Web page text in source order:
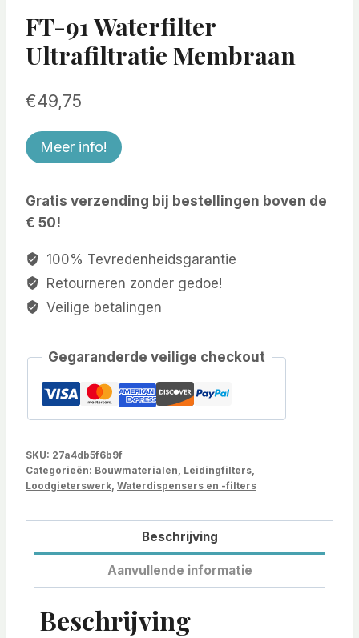
FT-91 Waterfilter
Ultrafiltratie Membraan
€49,75
Meer info!
Gratis verzending bij bestellingen boven de
€ 50!
100% Tevredenheidsgarantie
Retourneren zonder gedoe!
Veilige betalingen
Gegaranderde veilige checkout
SKU: 27a4db5f6b9f
Categorieën: Bouwmaterialen Leidingfilters
Loodgieterswerk Waterdispensers en -filters
Beschrijving
Aanvullende informatie
Beschrijving